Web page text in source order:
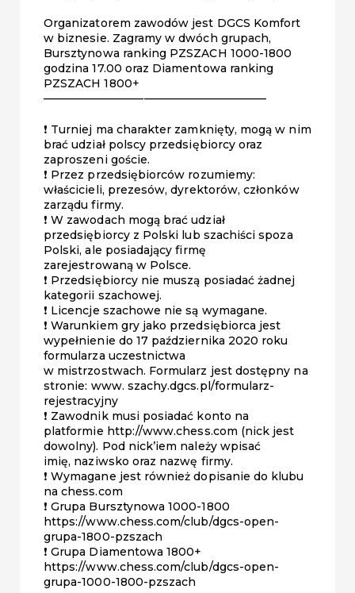
Organizatorem zawodów jest DGCS Komfort
w biznesie. Zagramy w dwóch grupach,
Bursztynowa ranking PZSZACH 1000-1800
godzina 17.00 oraz Diamentowa ranking
PZSZACH 1800+
————————————————————
❗️ Turniej ma charakter zamknięty, mogą w nim
brać udział polscy przedsiębiorcy oraz
zaproszeni goście.
❗️ Przez przedsiębiorców rozumiemy:
właścicieli, prezesów, dyrektorów, członków
zarządu firmy.
❗️ W zawodach mogą brać udział
przedsiębiorcy z Polski lub szachiści spoza
Polski, ale posiadający firmę
zarejestrowaną w Polsce.
❗️ Przedsiębiorcy nie muszą posiadać żadnej
kategorii szachowej.
❗️ Licencje szachowe nie są wymagane.
❗️ Warunkiem gry jako przedsiębiorca jest
wypełnienie do 17 października 2020 roku
formularza uczestnictwa
w mistrzostwach. Formularz jest dostępny na
stronie: www. szachy.dgcs.pl/formularz-
rejestracyjny
❗️ Zawodnik musi posiadać konto na
platformie http://www.chess.com (nick jest
dowolny). Pod nick’iem należy wpisać
imię, naziwsko oraz nazwę firmy.
❗️ Wymagane jest również dopisanie do klubu
na chess.com
❗️ Grupa Bursztynowa 1000-1800
https://www.chess.com/club/dgcs-open-
grupa-1800-pzszach
❗️ Grupa Diamentowa 1800+
https://www.chess.com/club/dgcs-open-
grupa-1000-1800-pzszach